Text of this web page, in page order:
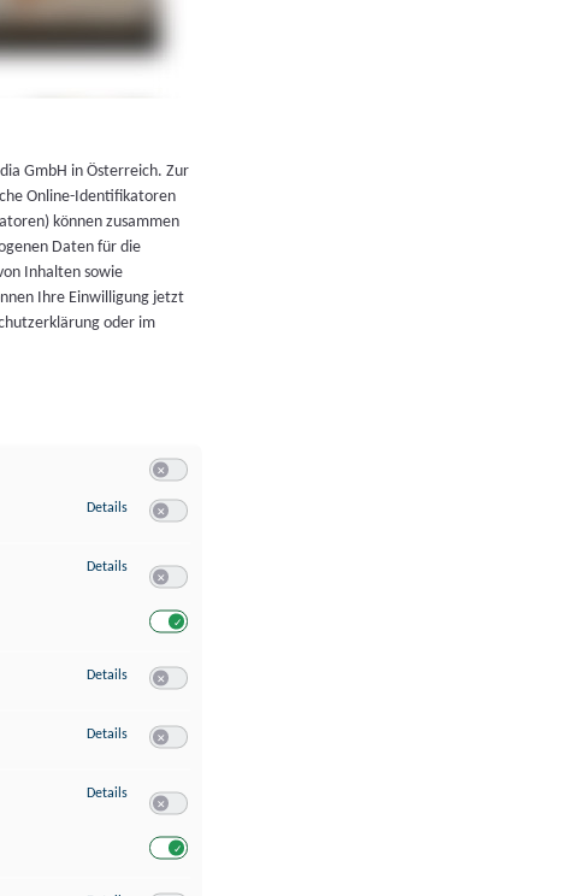
GmbH in Österreich. Zur
Online-Identifikatoren
können zusammen
Daten für die
Inhalten sowie
Ihre Einwilligung jetzt
oder im
Details zu Speichern von oder Zugriff auf Informationen auf einem Endgerät
Details zu Verwendung reduzierter Daten zur Auswahl von Werbeanzeigen
Details zu Erstellung von Profilen für personalisierte Werbung
Details zu Verwendung von Profilen zur Auswahl personalisierter Werbung
Details zu Messung der Werbeleistung